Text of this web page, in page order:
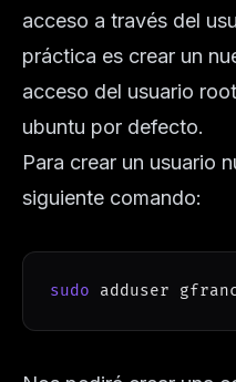
acceso a través del
práctica es crear un
acceso del usuario
ubuntu por defecto.
Para crear un usuario
siguiente comando:
sudo adduser